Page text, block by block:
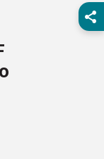
28.07.2026
ситуацией на
Всё, что касается
бутылок